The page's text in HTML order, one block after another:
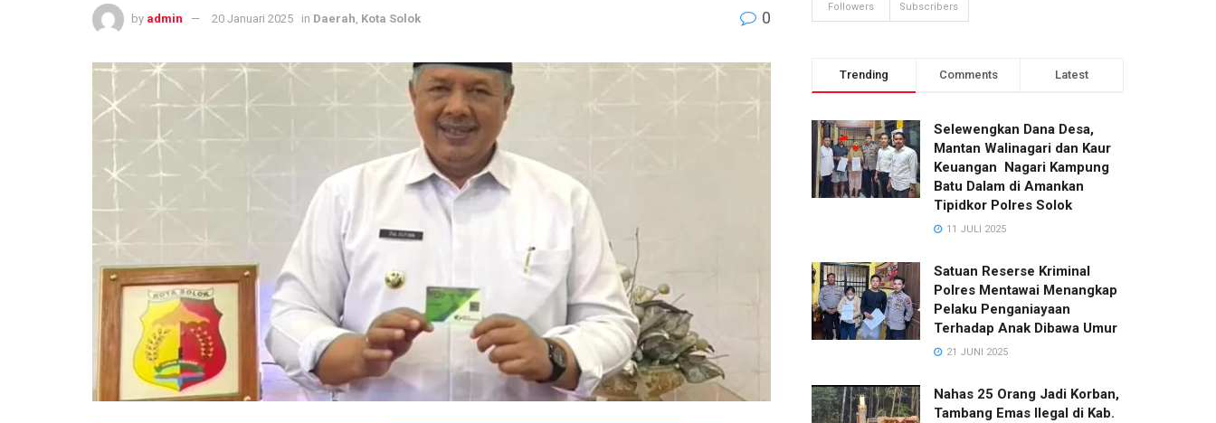
by admin 20 Januari 2025 in Daerah Kota Solok 0
Followers Subscribers
Trending Comments Latest
Selewengkan Dana Desa,
Mantan Walinagari dan Kaur
Keuangan Nagari Kampung
Batu Dalam di Amankan
Tipidkor Polres Solok
11 JULI 2025
Satuan Reserse Kriminal
Polres Mentawai Menangkap
Pelaku Penganiayaan
Terhadap Anak Dibawa Umur
21 JUNI 2025
Nahas 25 Orang Jadi Korban,
Tambang Emas Ilegal di Kab.